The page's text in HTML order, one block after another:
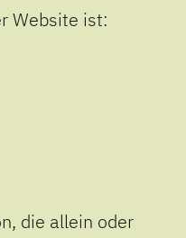
Website ist:
die allein oder